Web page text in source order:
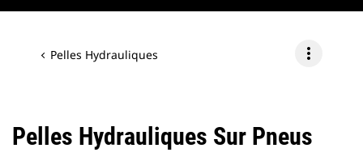
Pelles Hydrauliques more_vert
Pelles Hydrauliques Sur Pneus